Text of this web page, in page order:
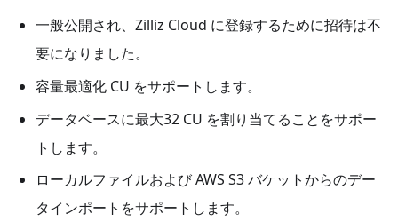
一般公開され、Zilliz Cloud に登録するために招待は不
要になりました。
容量最適化 CU をサポートします。
データベースに最大32 CU を割り当てることをサポー
トします。
ローカルファイルおよび AWS S3 バケットからのデー
タインポートをサポートします。